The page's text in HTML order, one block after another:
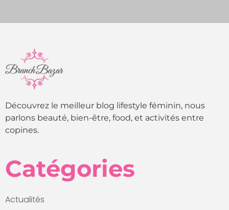
Découvrez le meilleur blog lifestyle féminin, nous
parlons beauté, bien-être, food, et activités entre
copines.
Catégories
Actualités